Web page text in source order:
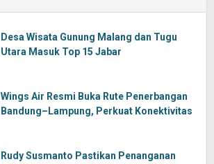
Desa Wisata Gunung Malang dan Tugu
Utara Masuk Top 15 Jabar
Wings Air Resmi Buka Rute Penerbangan
Bandung–Lampung, Perkuat Konektivitas
Rudy Susmanto Pastikan Penanganan